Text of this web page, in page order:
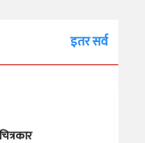
इतर सर्व